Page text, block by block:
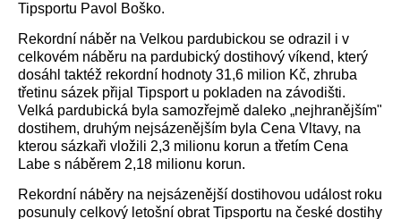
Tipsportu Pavol Boško.
Rekordní náběr na Velkou pardubickou se odrazil i v
celkovém náběru na pardubický dostihový víkend, který
dosáhl taktéž rekordní hodnoty 31,6 milion Kč, zhruba
třetinu sázek přijal Tipsport u pokladen na závodišti.
Velká pardubická byla samozřejmě daleko „nejhranějším"
dostihem, druhým nejsázenějším byla Cena Vltavy, na
kterou sázkaři vložili 2,3 milionu korun a třetím Cena
Labe s náběrem 2,18 milionu korun.
Rekordní náběry na nejsázenější dostihovou událost roku
posunuly celkový letošní obrat Tipsportu na české dostihy